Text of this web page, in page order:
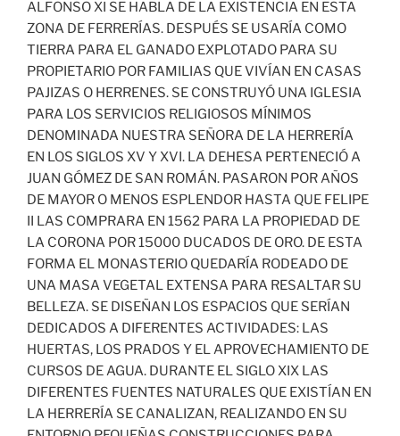
ALFONSO XI SE HABLA DE LA EXISTENCIA EN ESTA
ZONA DE FERRERÍAS. DESPUÉS SE USARÍA COMO
TIERRA PARA EL GANADO EXPLOTADO PARA SU
PROPIETARIO POR FAMILIAS QUE VIVÍAN EN CASAS
PAJIZAS O HERRENES. SE CONSTRUYÓ UNA IGLESIA
PARA LOS SERVICIOS RELIGIOSOS MÍNIMOS
DENOMINADA NUESTRA SEÑORA DE LA HERRERÍA
EN LOS SIGLOS XV Y XVI. LA DEHESA PERTENECIÓ A
JUAN GÓMEZ DE SAN ROMÁN. PASARON POR AÑOS
DE MAYOR O MENOS ESPLENDOR HASTA QUE FELIPE
II LAS COMPRARA EN 1562 PARA LA PROPIEDAD DE
LA CORONA POR 15000 DUCADOS DE ORO. DE ESTA
FORMA EL MONASTERIO QUEDARÍA RODEADO DE
UNA MASA VEGETAL EXTENSA PARA RESALTAR SU
BELLEZA. SE DISEÑAN LOS ESPACIOS QUE SERÍAN
DEDICADOS A DIFERENTES ACTIVIDADES: LAS
HUERTAS, LOS PRADOS Y EL APROVECHAMIENTO DE
CURSOS DE AGUA. DURANTE EL SIGLO XIX LAS
DIFERENTES FUENTES NATURALES QUE EXISTÍAN EN
LA HERRERÍA SE CANALIZAN, REALIZANDO EN SU